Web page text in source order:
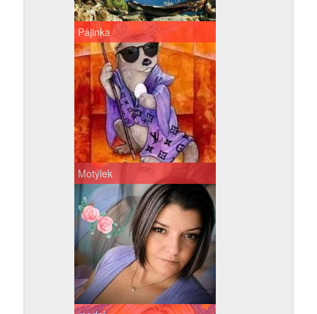
Pájinka
Motýlek